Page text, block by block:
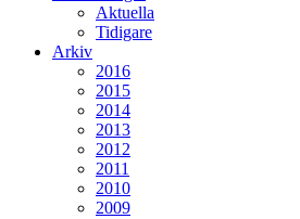
Aktuella
Tidigare
Arkiv
2016
2015
2014
2013
2012
2011
2010
2009